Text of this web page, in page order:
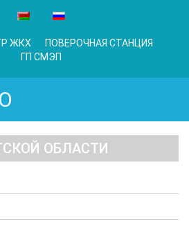
ЖКХ
ПОВЕРОЧНАЯ СТАНЦИЯ
ГП СМЭП
ОБЛАСТИ